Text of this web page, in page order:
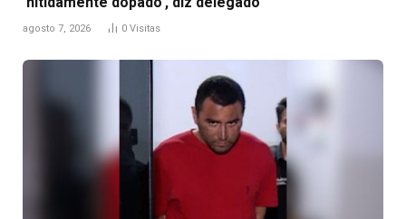
agosto 7, 2026 0 Visitas